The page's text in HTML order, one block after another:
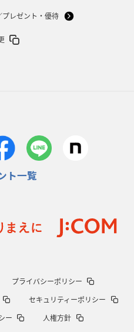
き出る」パスでトライ量産
ルディケ「15番はゲームドライバ
プレゼント・優待
ト一覧
プライバシーポリシー
セキュリティーポリシー
ー
人権方針